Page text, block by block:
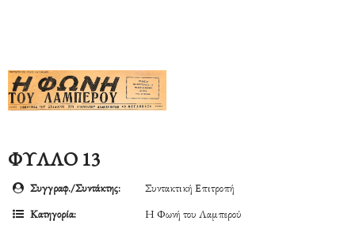
ΦΥΛΛΟ 13
Συγγραφ./Συντάκτης:
Συντακτική Επιτροπή
Κατηγορία:
Η Φωνή του Λαμπερού